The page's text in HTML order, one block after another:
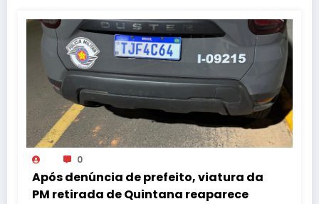
0
Após denúncia de prefeito, viatura da
PM retirada de Quintana reaparece